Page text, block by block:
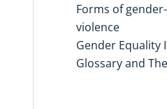
Forms of
violence
Gender Equality
Glossary and